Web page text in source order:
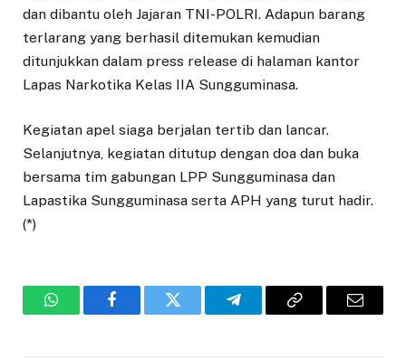
dan dibantu oleh Jajaran TNI-POLRI. Adapun barang
terlarang yang berhasil ditemukan kemudian
ditunjukkan dalam press release di halaman kantor
Lapas Narkotika Kelas IIA Sungguminasa.
Kegiatan apel siaga berjalan tertib dan lancar.
Selanjutnya, kegiatan ditutup dengan doa dan buka
bersama tim gabungan LPP Sungguminasa dan
Lapastika Sungguminasa serta APH yang turut hadir.
(*)
WhatsAppFacebookTwitter TelegramCopy
Email